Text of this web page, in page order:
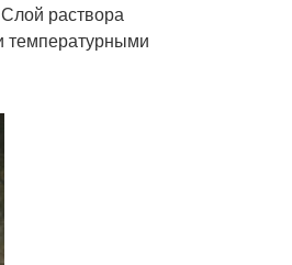
раствора
температурными